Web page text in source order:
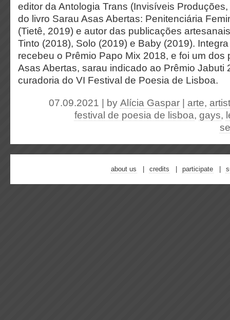
editor da Antologia Trans (Invisíveis
do livro Sarau Asas Abertas: Penitenciária
(Tietê, 2019) e autor das publicações
Tinto (2018), Solo (2019) e Baby (2019).
recebeu o Prêmio Papo Mix 2018, e foi um dos
Asas Abertas, sarau indicado ao Prêmio Jabuti
curadoria do VI Festival de Poesia de Lisboa.
07.09.2021 | by Alícia Gaspar arte,
festival de poesia de lisboa, gays,
about us credits participate